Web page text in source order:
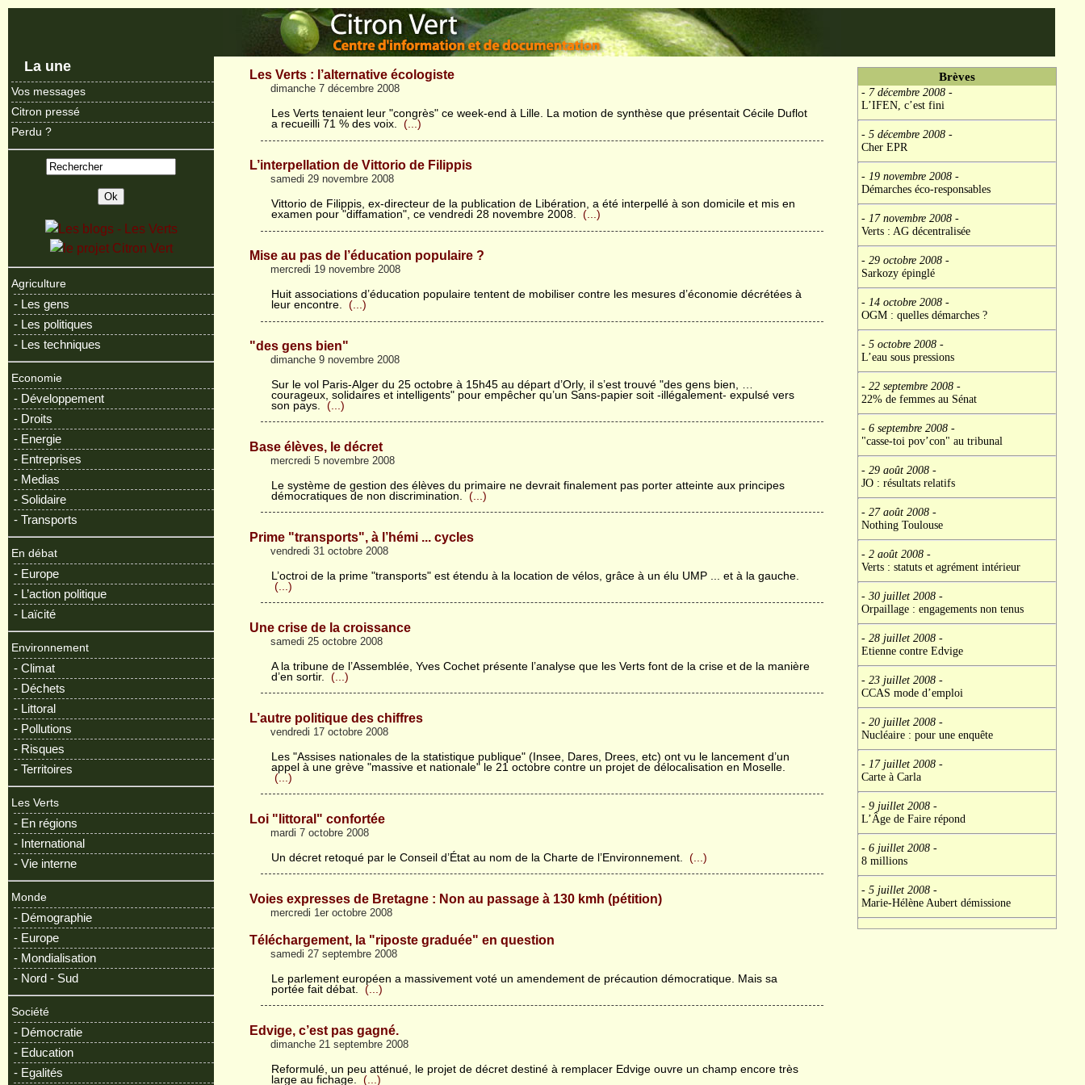
La une
Vos messages
Citron pressé
Perdu ?
Agriculture
- Les gens
- Les politiques
- Les techniques
Economie
- Développement
- Droits
- Energie
- Entreprises
- Medias
- Solidaire
- Transports
En débat
- Europe
- L’action politique
- Laïcité
Environnement
- Climat
- Déchets
- Littoral
- Pollutions
- Risques
- Territoires
Les Verts
- En régions
- International
- Vie interne
Monde
- Démographie
- Europe
- Mondialisation
- Nord - Sud
Société
- Démocratie
- Education
- Egalités
Les Verts : l’alternative écologiste
dimanche 7 décembre 2008
Les Verts tenaient leur "congrès" ce week-end à Lille. La motion de synthèse que présentait Cécile Duflot
a recueilli 71 % des voix.
(...)
L’interpellation de Vittorio de Filippis
samedi 29 novembre 2008
Vittorio de Filippis, ex-directeur de la publication de Libération, a été interpellé à son domicile et mis en
examen pour "diffamation", ce vendredi 28 novembre 2008.
(...)
Mise au pas de l’éducation populaire ?
mercredi 19 novembre 2008
Huit associations d’éducation populaire tentent de mobiliser contre les mesures d’économie décrétées à
leur encontre.
(...)
"des gens bien"
dimanche 9 novembre 2008
Sur le vol Paris-Alger du 25 octobre à 15h45 au départ d’Orly, il s’est trouvé "des gens bien, …
courageux, solidaires et intelligents" pour empêcher qu’un Sans-papier soit -illégalement- expulsé vers
son pays.
(...)
Base élèves, le décret
mercredi 5 novembre 2008
Le système de gestion des élèves du primaire ne devrait finalement pas porter atteinte aux principes
démocratiques de non discrimination.
(...)
Prime "transports", à l’hémi ... cycles
vendredi 31 octobre 2008
L’octroi de la prime "transports" est étendu à la location de vélos, grâce à un élu UMP ... et à la gauche.
(...)
Une crise de la croissance
samedi 25 octobre 2008
A la tribune de l’Assemblée, Yves Cochet présente l’analyse que les Verts font de la crise et de la manière
d’en sortir.
(...)
L’autre politique des chiffres
vendredi 17 octobre 2008
Les "Assises nationales de la statistique publique" (Insee, Dares, Drees, etc) ont vu le lancement d’un
appel à une grève "massive et nationale" le 21 octobre contre un projet de délocalisation en Moselle.
(...)
Loi "littoral" confortée
mardi 7 octobre 2008
Un décret retoqué par le Conseil d’État au nom de la Charte de l’Environnement. (...)
Voies expresses de Bretagne : Non au passage à 130 kmh (pétition)
mercredi 1er octobre 2008
Téléchargement, la "riposte graduée" en question
samedi 27 septembre 2008
Le parlement européen a massivement voté un amendement de précaution démocratique. Mais sa
portée fait débat.
(...)
Edvige, c’est pas gagné.
dimanche 21 septembre 2008
Reformulé, un peu atténué, le projet de décret destiné à remplacer Edvige ouvre un champ encore très
large au fichage.
(...)
Brèves
- 7 décembre 2008-
L’IFEN, c’est fini
- 5 décembre 2008-
Cher EPR
- 19 novembre 2008-
Démarches éco-responsables
- 17 novembre 2008-
Verts : AG décentralisée
- 29 octobre 2008-
Sarkozy épinglé
- 14 octobre 2008-
OGM : quelles démarches ?
- 5 octobre 2008-
L’eau sous pressions
- 22 septembre 2008-
22% de femmes au Sénat
- 6 septembre 2008-
"casse-toi pov’con" au tribunal
- 29 août 2008-
JO : résultats relatifs
- 27 août 2008-
Nothing Toulouse
- 2 août 2008-
Verts : statuts et agrément intérieur
- 30 juillet 2008-
Orpaillage : engagements non tenus
- 28 juillet 2008-
Etienne contre Edvige
- 23 juillet 2008-
CCAS mode d’emploi
- 20 juillet 2008-
Nucléaire : pour une enquête
- 17 juillet 2008-
Carte à Carla
- 9 juillet 2008-
L’Âge de Faire répond
- 6 juillet 2008-
8 millions
- 5 juillet 2008-
Marie-Hélène Aubert démissione